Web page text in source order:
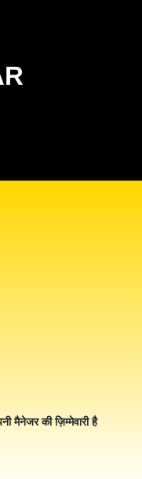
मैनेजर की ज़िम्मेवारी है